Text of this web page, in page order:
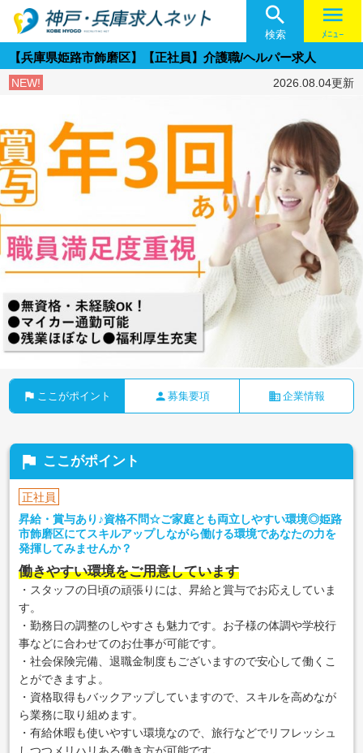

検索
menu
ﾒﾆｭｰ
【兵庫県姫路市飾磨区】【正社員】介護職/ヘルパー求人
NEW! 2026.08.04更新
flag ここがポイント person 募集要項 business 企業情報
flag ここがポイント
正社員
昇給・賞与あり♪資格不問☆ご家庭とも両立しやすい環境◎姫路
市飾磨区にてスキルアップしながら働ける環境であなたの力を
発揮してみませんか？
働きやすい環境をご用意しています
・スタッフの日頃の頑張りには、昇給と賞与でお応えしていま
す。
・勤務日の調整のしやすさも魅力です。お子様の体調や学校行
事などに合わせてのお仕事が可能です。
・社会保険完備、退職金制度もございますので安心して働くこ
とができますよ。
・資格取得もバックアップしていますので、スキルを高めなが
ら業務に取り組めます。
・有給休暇も使いやすい環境なので、旅行などでリフレッシュ
しつつメリハリある働き方が可能です。